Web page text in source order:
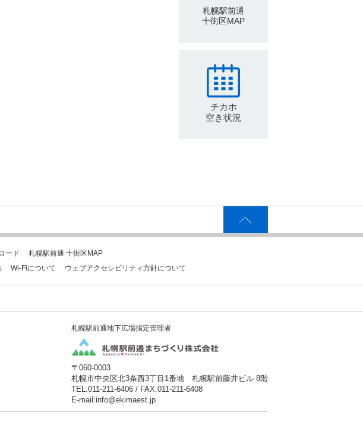
札幌駅前通
十街区MAP
チカホ
空き状況
ード
札幌駅前通 十街区MAP
Wi-Fiについて ウェブアクセシビリティ方針について
札幌駅前通地下広場指定管理者
〒060-0003
札幌市中央区北3条西3丁目1番地 札幌駅前藤井ビル 8階
TEL:011-211-6406 / FAX:011-211-6408
E-mail:info@ekimaest.jp